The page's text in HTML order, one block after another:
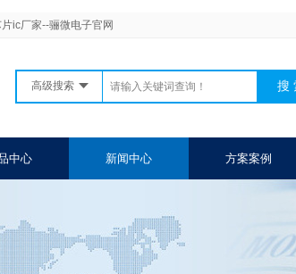
ic厂家--骊微电子官网
高级搜索
中心 新闻中心 方案案例